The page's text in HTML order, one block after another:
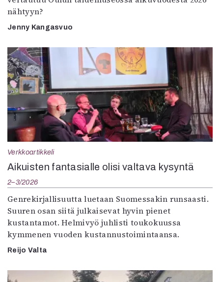
nähtyyn?
Jenny Kangasvuo
Verkkoartikkeli
Aikuisten fantasialle olisi valtava kysyntä
2–3/2026
Genrekirjallisuutta luetaan Suomessakin runsaasti.
Suuren osan siitä julkaisevat hyvin pienet
kustantamot. Helmivyö juhlisti toukokuussa
kymmenen vuoden kustannustoimintaansa.
Reijo Valta